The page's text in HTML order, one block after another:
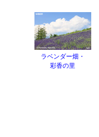
ラベンダー畑・
彩香の里